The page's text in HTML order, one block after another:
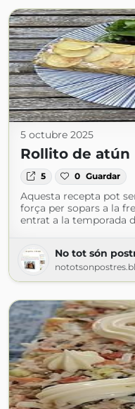
5 octubre 2025
Rollito de atún
5 0 Guardar
Aquesta recepta pot
força per sopars a la
entrat a la temporada
No tot són